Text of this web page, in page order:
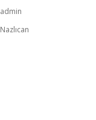
admin
Nazlıcan